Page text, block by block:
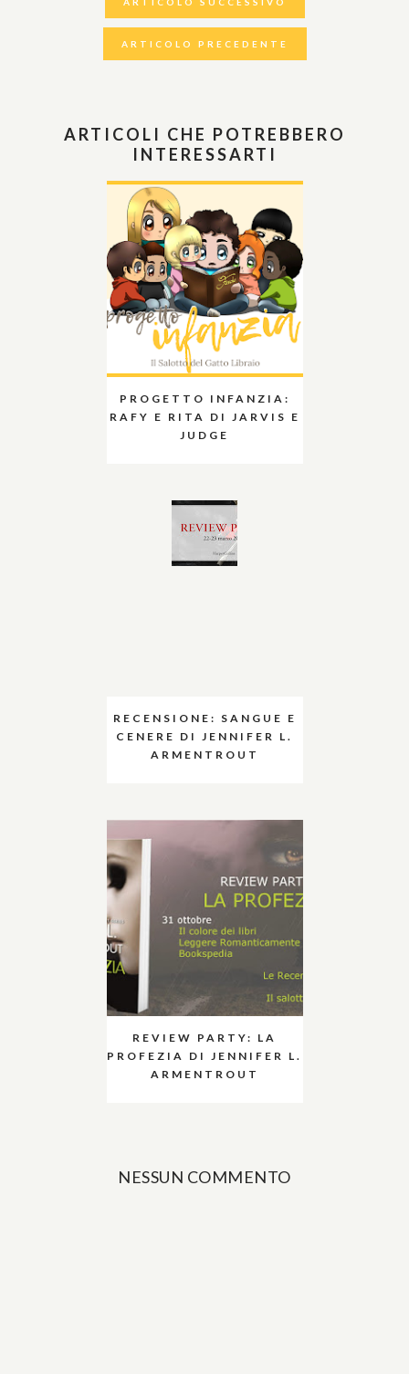
ARTICOLO PRECEDENTE
ARTICOLI CHE POTREBBERO
INTERESSARTI
PROGETTO INFANZIA:
RAFY E RITA DI JARVIS E
JUDGE
RECENSIONE: SANGUE E
CENERE DI JENNIFER L.
ARMENTROUT
REVIEW PARTY: LA
PROFEZIA DI JENNIFER L.
ARMENTROUT
NESSUN COMMENTO